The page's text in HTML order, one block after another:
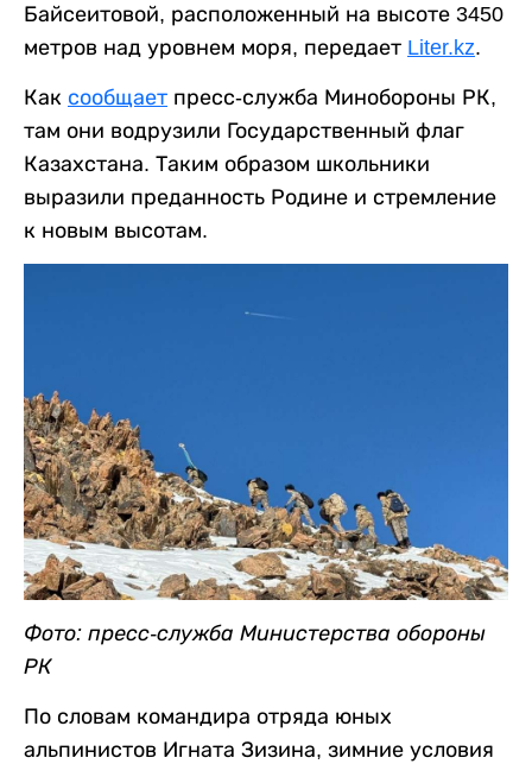
Байсеитовой, расположенный на высоте 3450
метров над уровнем моря, передает Liter.kz.
Как сообщает пресс-служба Минобороны РК,
там они водрузили Государственный флаг
Казахстана. Таким образом школьники
выразили преданность Родине и стремление
к новым высотам.
Фото: пресс-служба Министерства обороны
РК
По словам командира отряда юных
альпинистов Игната Зизина, зимние условия